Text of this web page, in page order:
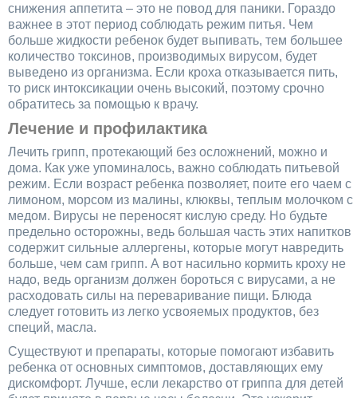
снижения аппетита – это не повод для паники. Гораздо
важнее в этот период соблюдать режим питья. Чем
больше жидкости ребенок будет выпивать, тем большее
количество токсинов, производимых вирусом, будет
выведено из организма. Если кроха отказывается пить,
то риск интоксикации очень высокий, поэтому срочно
обратитесь за помощью к врачу.
Лечение и профилактика
Лечить грипп, протекающий без осложнений, можно и
дома. Как уже упоминалось, важно соблюдать питьевой
режим. Если возраст ребенка позволяет, поите его чаем с
лимоном, морсом из малины, клюквы, теплым молочком с
медом. Вирусы не переносят кислую среду. Но будьте
предельно осторожны, ведь большая часть этих напитков
содержит сильные аллергены, которые могут навредить
больше, чем сам грипп. А вот насильно кормить кроху не
надо, ведь организм должен бороться с вирусами, а не
расходовать силы на переваривание пищи. Блюда
следует готовить из легко усвояемых продуктов, без
специй, масла.
Существуют и препараты, которые помогают избавить
ребенка от основных симптомов, доставляющих ему
дискомфорт. Лучше, если лекарство от гриппа для детей